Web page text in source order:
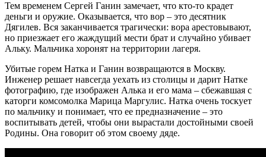
Тем временем Сергей Ганин замечает, что кто-то крадет
деньги и оружие. Оказывается, что вор – это десятник
Дягилев. Вся заканчивается трагически: вора арестовывают,
но приезжает его жаждущий мести брат и случайно убивает
Альку. Мальчика хоронят на территории лагеря.
Убитые горем Натка и Ганин возвращаются в Москву.
Инженер решает навсегда уехать из столицы и дарит Натке
фотографию, где изображен Алька и его мама – сбежавшая с
каторги комсомолка Марица Маргулис. Натка очень тоскует
по мальчику и понимает, что ее предназначение – это
воспитывать детей, чтобы они вырастали достойными своей
Родины. Она говорит об этом своему дяде.